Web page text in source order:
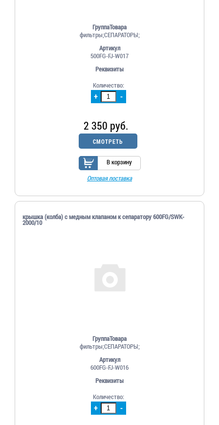
ГруппаТовара
фильтры;СЕПАРАТОРЫ;
Артикул
500FG-FJ-W017
Реквизиты
+ -
Количество:
2 350 руб.
СМОТРЕТЬ
В корзину
Оптовая поставка
крышка (колба) c медным клапаном к сепаратору 600FG/SWK-
2000/10
ГруппаТовара
фильтры;СЕПАРАТОРЫ;
Артикул
600FG-FJ-W016
Реквизиты
+ -
Количество: